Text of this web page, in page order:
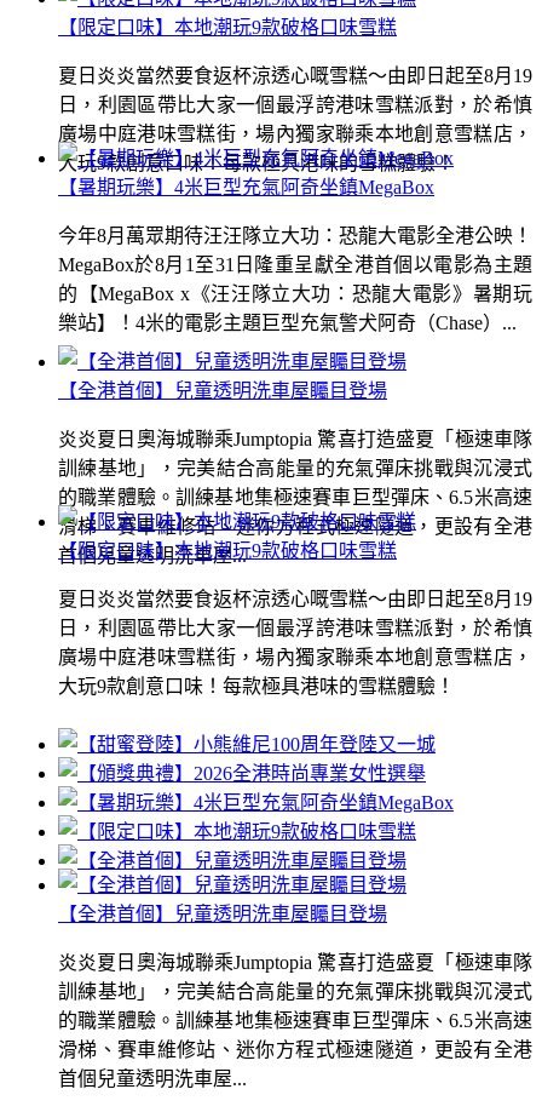
【限定口味】本地潮玩9款破格口味雪糕
夏日炎炎當然要食返杯涼透心嘅雪糕～由即日起至8月19
日，利園區帶比大家一個最浮誇港味雪糕派對，於希慎
廣場中庭港味雪糕街，場內獨家聯乘本地創意雪糕店，
大玩9款創意口味！每款極具港味的雪糕體驗！
【全港首個】兒童透明洗車屋矚目登場
炎炎夏日奧海城聯乘Jumptopia 驚喜打造盛夏「極速車隊
訓練基地」，完美結合高能量的充氣彈床挑戰與沉浸式
的職業體驗。訓練基地集極速賽車巨型彈床、6.5米高速
滑梯、賽車維修站、迷你方程式極速隧道，更設有全港
首個兒童透明洗車屋...
【暑期玩樂】4米巨型充氣阿奇坐鎮MegaBox
今年8月萬眾期待汪汪隊立大功：恐龍大電影全港公映！
MegaBox於8月1至31日隆重呈獻全港首個以電影為主題
的【MegaBox x《汪汪隊立大功：恐龍大電影》暑期玩
樂站】！4米的電影主題巨型充氣警犬阿奇（Chase）...
【限定口味】本地潮玩9款破格口味雪糕
夏日炎炎當然要食返杯涼透心嘅雪糕～由即日起至8月19
日，利園區帶比大家一個最浮誇港味雪糕派對，於希慎
廣場中庭港味雪糕街，場內獨家聯乘本地創意雪糕店，
大玩9款創意口味！每款極具港味的雪糕體驗！
【全港首個】兒童透明洗車屋矚目登場
炎炎夏日奧海城聯乘Jumptopia 驚喜打造盛夏「極速車隊
訓練基地」，完美結合高能量的充氣彈床挑戰與沉浸式
的職業體驗。訓練基地集極速賽車巨型彈床、6.5米高速
滑梯、賽車維修站、迷你方程式極速隧道，更設有全港
首個兒童透明洗車屋...